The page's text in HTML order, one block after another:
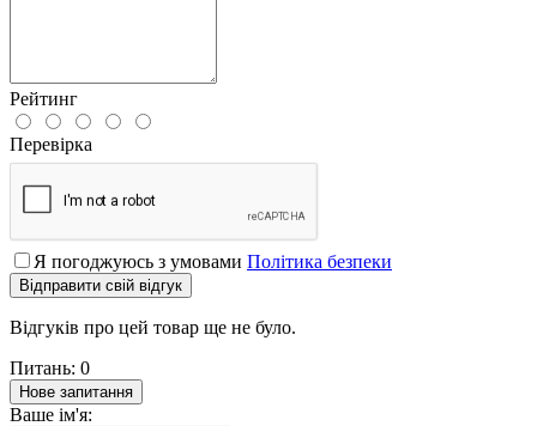
Рейтинг
Перевірка
Я погоджуюсь з умовами Політика безпеки
Відправити свій відгук
Відгуків про цей товар ще не було.
Питань: 0
Нове запитання
Ваше ім'я: